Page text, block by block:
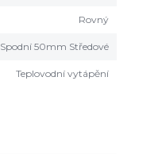
Rovný
Spodní 50mm Středové
Teplovodní vytápění